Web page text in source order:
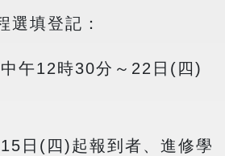
選填登記：
午12時30分～22日(四)
日(四)起報到者、進修學